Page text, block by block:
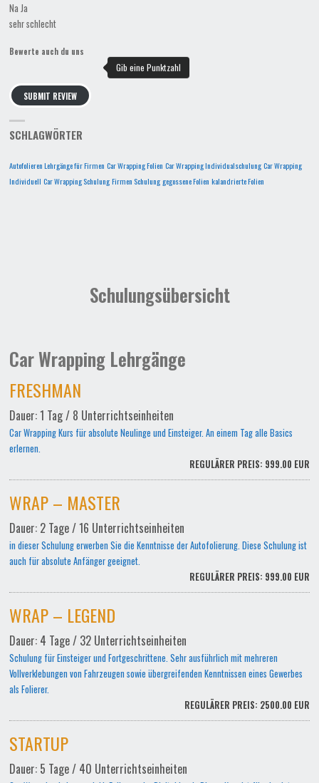
Na Ja
sehr schlecht
Bewerte auch du uns
SUBMIT REVIEW
SCHLAGWÖRTER
Autofolieren Lehrgänge für Firmen Car Wrapping Folien Car Wrapping Individualschulung Car Wrapping
Individuell Car Wrapping Schulung Firmen Schulung gegossene Folien kalandrierte Folien
Schulungsübersicht
Car Wrapping Lehrgänge
FRESHMAN
Dauer: 1 Tag / 8 Unterrichtseinheiten
Car Wrapping Kurs für absolute Neulinge und Einsteiger. An einem Tag alle Basics
erlernen.
REGULÄRER PREIS: 999.00 EUR
WRAP – MASTER
Dauer: 2 Tage / 16 Unterrichtseinheiten
in dieser Schulung erwerben Sie die Kenntnisse der Autofolierung. Diese Schulung ist
auch für absolute Anfänger geeignet.
REGULÄRER PREIS: 999.00 EUR
WRAP – LEGEND
Dauer: 4 Tage / 32 Unterrichtseinheiten
Schulung für Einsteiger und Fortgeschrittene. Sehr ausführlich mit mehreren
Vollverklebungen von Fahrzeugen sowie übergreifenden Kenntnissen eines Gewerbes
als Folierer.
REGULÄRER PREIS: 2500.00 EUR
STARTUP
Dauer: 5 Tage / 40 Unterrichtseinheiten